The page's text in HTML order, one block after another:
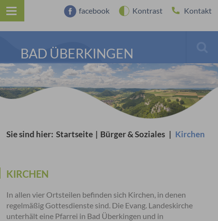
facebook Kontrast Kontakt
BAD ÜBERKINGEN
Sie sind hier: Startseite | Bürger & Soziales | Kirchen
KIRCHEN
In allen vier Ortsteilen befinden sich Kirchen, in denen
regelmäßig Gottesdienste sind. Die Evang. Landeskirche
unterhält eine Pfarrei in Bad Überkingen und in